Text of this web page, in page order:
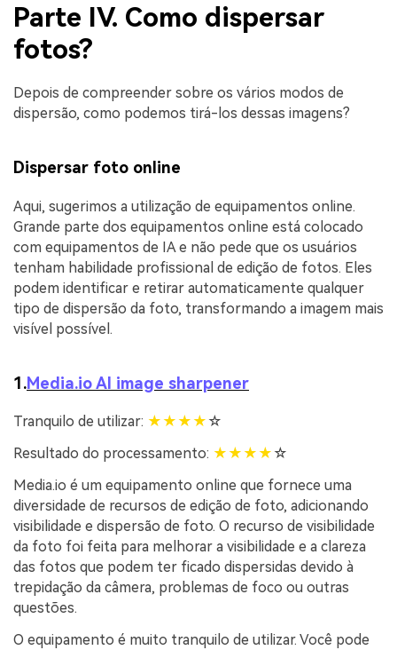
Parte IV. Como dispersar
fotos?
Depois de compreender sobre os vários modos de
dispersão, como podemos tirá-los dessas imagens?
Dispersar foto online
Aqui, sugerimos a utilização de equipamentos online.
Grande parte dos equipamentos online está colocado
com equipamentos de IA e não pede que os usuários
tenham habilidade profissional de edição de fotos. Eles
podem identificar e retirar automaticamente qualquer
tipo de dispersão da foto, transformando a imagem mais
visível possível.
1.Media.io AI image sharpener
Tranquilo de utilizar: ★ ★ ★ ★ ☆
Resultado do processamento: ★ ★ ★ ★ ☆
Media.io é um equipamento online que fornece uma
diversidade de recursos de edição de foto, adicionando
visibilidade e dispersão de foto. O recurso de visibilidade
da foto foi feita para melhorar a visibilidade e a clareza
das fotos que podem ter ficado dispersidas devido à
trepidação da câmera, problemas de foco ou outras
questões.
O equipamento é muito tranquilo de utilizar. Você pode